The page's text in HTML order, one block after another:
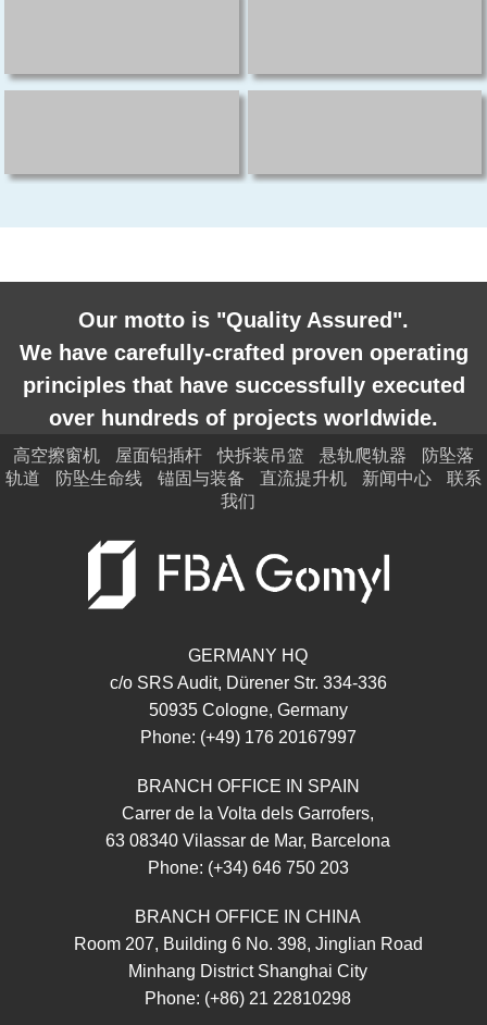
Our motto is "Quality Assured".
We have carefully-crafted proven operating
principles that have successfully executed
over hundreds of projects worldwide.
高空擦窗机 屋面铝插杆 快拆装吊篮 悬轨爬轨器
防坠落
轨道
防坠生命线 锚固与装备 直流提升机 新闻中心
联系
我们
GERMANY HQ
c/o SRS Audit, Dürener Str. 334-336
50935 Cologne, Germany
Phone: (+49) 176 20167997
BRANCH OFFICE IN SPAIN
Carrer de la Volta dels Garrofers,
63 08340 Vilassar de Mar, Barcelona
Phone: (+34) 646 750 203
BRANCH OFFICE IN CHINA
Room 207, Building 6 No. 398, Jinglian Road
Minhang District Shanghai City
Phone: (+86) 21 22810298